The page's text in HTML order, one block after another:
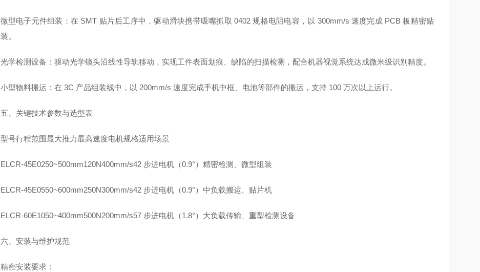
微型电子元件组装：在 SMT 贴片后工序中，驱动滑块携带吸嘴抓取 0402 规格电阻电容，以 300mm/s 速度完成 PCB 板精密贴
装。
光学检测设备：驱动光学镜头沿线性导轨移动，实现工件表面划痕、缺陷的扫描检测，配合机器视觉系统达成微米级识别精度。
小型物料搬运：在 3C 产品组装线中，以 200mm/s 速度完成手机中框、电池等部件的搬运，支持 100 万次以上运行。
五、关键技术参数与选型表
型号行程范围最大推力最高速度电机规格适用场景
ELCR-45E0250~500mm120N400mm/s42 步进电机（0.9°） 精密检测、微型组装
ELCR-45E0550~600mm250N300mm/s42 步进电机（0.9°） 中负载搬运、贴片机
ELCR-60E1050~400mm500N200mm/s57 步进电机（1.8°） 大负载传输、重型检测设备
六、安装与维护规范
精密安装要求：